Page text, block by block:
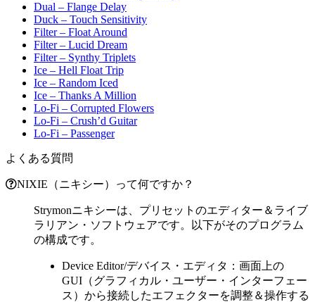
Dual – Flange Delay
Duck – Touch Sensitivity
Filter – Float Around
Filter – Lucid Dream
Filter – Synthy Triplets
Ice – Hell Float Trip
Ice – Random Iced
Ice – Thanks A Million
Lo-Fi – Corrupted Flowers
Lo-Fi – Crush’d Guitar
Lo-Fi – Passenger
よくある質問
NIXIE（ニキシー）って何ですか？
Strymonニキシーは、プリセットのエディター＆ライブ
ラリアン・ソフトウェアです。以下がそのプログラム
の構成です。
Device Editor/デバイス・エディタ：画面上の
GUI（グラフィカル・ユーザー・インターフェー
ス）から接続したエフェクターを調整＆操作する